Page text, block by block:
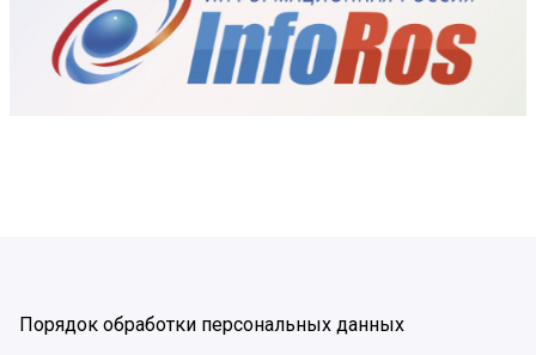
Порядок обработки персональных данных